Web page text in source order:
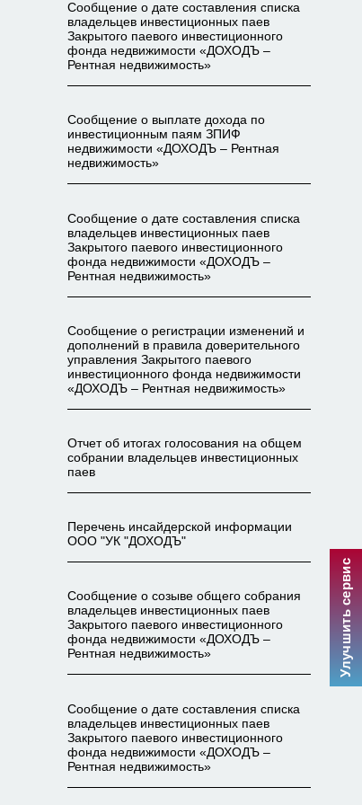
Сообщение о дате составления списка
владельцев инвестиционных паев
Закрытого паевого инвестиционного
фонда недвижимости «ДОХОДЪ –
Рентная недвижимость»
Сообщение о выплате дохода по
инвестиционным паям ЗПИФ
недвижимости «ДОХОДЪ – Рентная
недвижимость»
Сообщение о дате составления списка
владельцев инвестиционных паев
Закрытого паевого инвестиционного
фонда недвижимости «ДОХОДЪ –
Рентная недвижимость»
Сообщение о регистрации изменений и
дополнений в правила доверительного
управления Закрытого паевого
инвестиционного фонда недвижимости
«ДОХОДЪ – Рентная недвижимость»
Отчет об итогах голосования на общем
собрании владельцев инвестиционных
паев
Перечень инсайдерской информации
ООО "УК "ДОХОДЪ"
Сообщение о созыве общего собрания
владельцев инвестиционных паев
Закрытого паевого инвестиционного
фонда недвижимости «ДОХОДЪ –
Рентная недвижимость»
Сообщение о дате составления списка
владельцев инвестиционных паев
Закрытого паевого инвестиционного
фонда недвижимости «ДОХОДЪ –
Рентная недвижимость»
Улучшить сервис